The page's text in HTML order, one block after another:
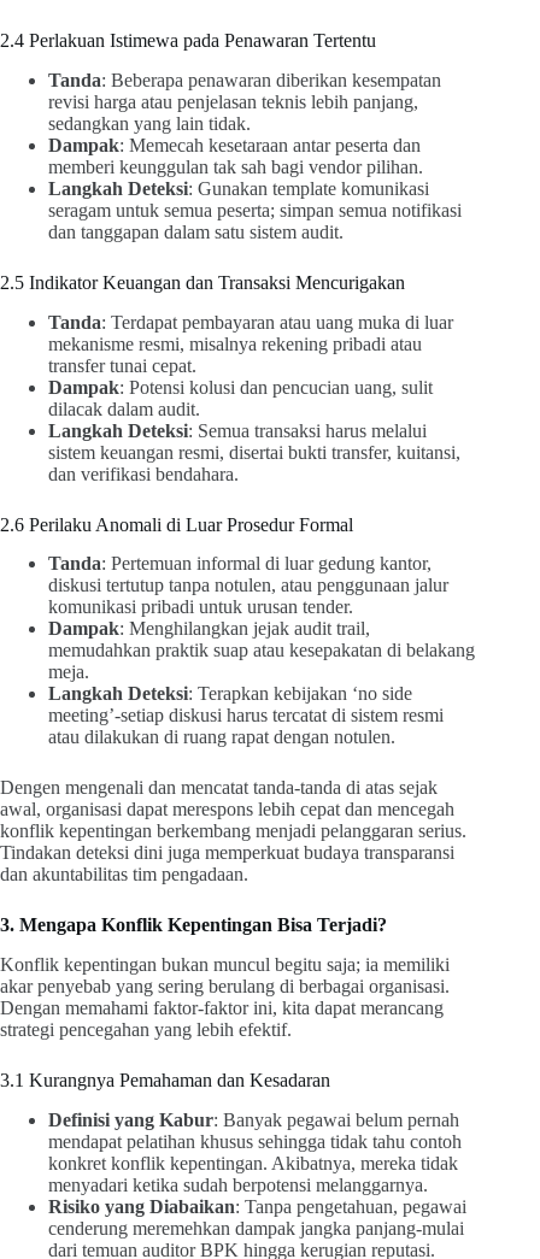
2.4 Perlakuan Istimewa pada Penawaran Tertentu
Tanda: Beberapa penawaran diberikan kesempatan
revisi harga atau penjelasan teknis lebih panjang,
sedangkan yang lain tidak.
Dampak: Memecah kesetaraan antar peserta dan
memberi keunggulan tak sah bagi vendor pilihan.
Langkah Deteksi: Gunakan template komunikasi
seragam untuk semua peserta; simpan semua notifikasi
dan tanggapan dalam satu sistem audit.
2.5 Indikator Keuangan dan Transaksi Mencurigakan
Tanda: Terdapat pembayaran atau uang muka di luar
mekanisme resmi, misalnya rekening pribadi atau
transfer tunai cepat.
Dampak: Potensi kolusi dan pencucian uang, sulit
dilacak dalam audit.
Langkah Deteksi: Semua transaksi harus melalui
sistem keuangan resmi, disertai bukti transfer, kuitansi,
dan verifikasi bendahara.
2.6 Perilaku Anomali di Luar Prosedur Formal
Tanda: Pertemuan informal di luar gedung kantor,
diskusi tertutup tanpa notulen, atau penggunaan jalur
komunikasi pribadi untuk urusan tender.
Dampak: Menghilangkan jejak audit trail,
memudahkan praktik suap atau kesepakatan di belakang
meja.
Langkah Deteksi: Terapkan kebijakan ‘no side
meeting’-setiap diskusi harus tercatat di sistem resmi
atau dilakukan di ruang rapat dengan notulen.
Dengen mengenali dan mencatat tanda-tanda di atas sejak
awal, organisasi dapat merespons lebih cepat dan mencegah
konflik kepentingan berkembang menjadi pelanggaran serius.
Tindakan deteksi dini juga memperkuat budaya transparansi
dan akuntabilitas tim pengadaan.
3. Mengapa Konflik Kepentingan Bisa Terjadi?
Konflik kepentingan bukan muncul begitu saja; ia memiliki
akar penyebab yang sering berulang di berbagai organisasi.
Dengan memahami faktor-faktor ini, kita dapat merancang
strategi pencegahan yang lebih efektif.
3.1 Kurangnya Pemahaman dan Kesadaran
Definisi yang Kabur: Banyak pegawai belum pernah
mendapat pelatihan khusus sehingga tidak tahu contoh
konkret konflik kepentingan. Akibatnya, mereka tidak
menyadari ketika sudah berpotensi melanggarnya.
Risiko yang Diabaikan: Tanpa pengetahuan, pegawai
cenderung meremehkan dampak jangka panjang-mulai
dari temuan auditor BPK hingga kerugian reputasi.